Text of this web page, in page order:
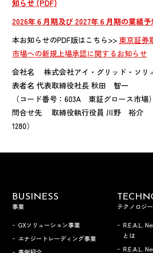
知らせ (PDF)
2026年６月期及び 2027年６月期の業績
本お知らせのPDF版はこちら>> 東京証券
市場への新規上場承認に関するお知らせ
会社名 株式会社アイ・グリッド・ソ
表者名 代表取締役社長 秋田 智一
（コード番号：603A 東証グロース市場）
問合せ先 取締役執行役員 川野 裕介
1280）
BUSINESS
事業
GXソリューション事業
エナジートレーディング事業
テクノロジー
R.E.A.L.
とは
R.E.A.L.